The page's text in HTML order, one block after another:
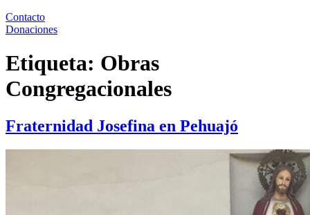
Contacto
Donaciones
Etiqueta: Obras
Congregacionales
Fraternidad Josefina en Pehuajó